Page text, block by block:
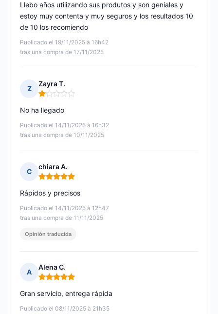
Publicado el 19/11/2025 à 16h42
tras una compra de 17/11/2025
Llebo años utilizando sus produtos y son geniales y
estoy muy contenta y muy seguros y los resultados 10
de 10 los recomiendo
Z
Zayra T.
Nota: 1 de 5
Publicado el 14/11/2025 à 16h32
tras una compra de 10/11/2025
No ha llegado
C
chiara A.
Nota: 5 de 5
Publicado el 14/11/2025 à 12h47
tras una compra de 11/11/2025
Rápidos y precisos
Opinión traducida
A
Alena C.
Nota: 5 de 5
Publicado el 08/11/2025 à 21h35
Gran servicio, entrega rápida